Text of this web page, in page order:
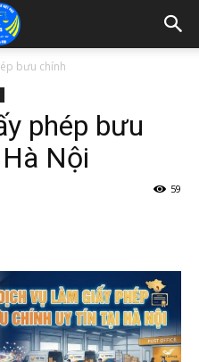
bưu chính
phép bưu
Nội
59